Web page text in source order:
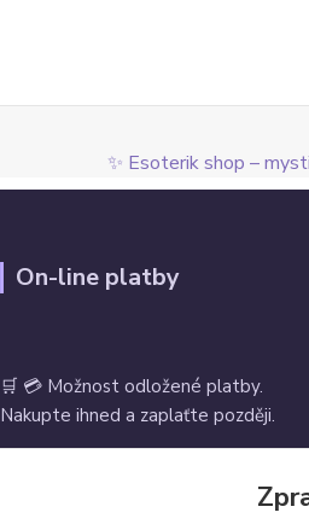
✨ Esoterik shop –
On-line platby
🛒 💳 Možnost odložené platby.
Nakupte ihned a zaplaťte později.